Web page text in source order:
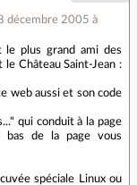
décembre 2005 à
le plus grand ami des
Château Saint-Jean :
web aussi et son code
qui conduit à la page
bas de la page vous
spéciale Linux ou